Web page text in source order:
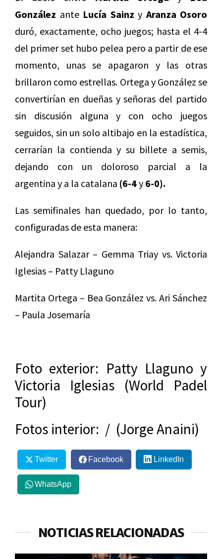
González ante Lucía Sainz y Aranza Osoro
duró, exactamente, ocho juegos; hasta el 4-4
del primer set hubo pelea pero a partir de ese
momento, unas se apagaron y las otras
brillaron como estrellas. Ortega y González se
convertirían en dueñas y señoras del partido
sin discusión alguna y con ocho juegos
seguidos, sin un solo altibajo en la estadística,
cerrarían la contienda y su billete a semis,
dejando con un doloroso parcial a la
argentina y a la catalana (6-4y 6-0).
Las semifinales han quedado, por lo tanto,
configuradas de esta manera:
Alejandra Salazar – Gemma Triay vs. Victoria
Iglesias – Patty Llaguno
Martita Ortega – Bea González vs. Ari Sánchez
– Paula Josemaría
Foto exterior: Patty Llaguno y
Victoria Iglesias (World Padel
Tour)
Fotos interior: / (Jorge Anaini)
Twitter Facebook LinkedIn
WhatsApp
NOTICIAS RELACIONADAS